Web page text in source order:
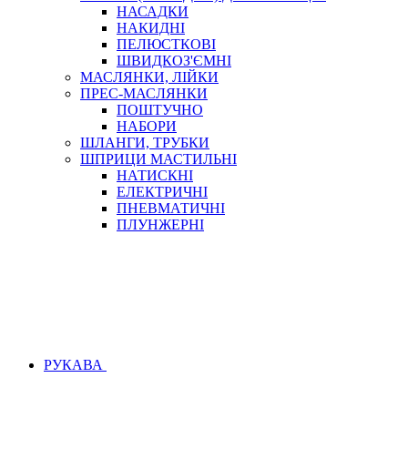
НАСАДКИ
НАКИДНІ
ПЕЛЮСТКОВІ
ШВИДКОЗ'ЄМНІ
МАСЛЯНКИ, ЛІЙКИ
ПРЕС-МАСЛЯНКИ
ПОШТУЧНО
НАБОРИ
ШЛАНГИ, ТРУБКИ
ШПРИЦИ МАСТИЛЬНІ
НАТИСКНІ
ЕЛЕКТРИЧНІ
ПНЕВМАТИЧНІ
ПЛУНЖЕРНІ
РУКАВА